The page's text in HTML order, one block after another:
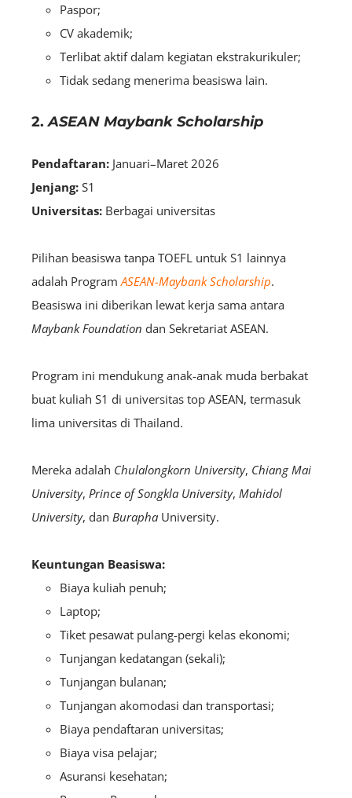
Paspor;
CV akademik;
Terlibat aktif dalam kegiatan ekstrakurikuler;
Tidak sedang menerima beasiswa lain.
2.ASEAN Maybank Scholarship
Pendaftaran: Januari–Maret 2026
Jenjang: S1
Universitas: Berbagai universitas
Pilihan beasiswa tanpa TOEFL untuk S1 lainnya
adalah Program ASEAN-Maybank Scholarship.
Beasiswa ini diberikan lewat kerja sama antara
Maybank Foundation dan Sekretariat ASEAN.
Program ini mendukung anak-anak muda berbakat
buat kuliah S1 di universitas top ASEAN, termasuk
lima universitas di Thailand.
Mereka adalah Chulalongkorn University, Chiang Mai
University, Prince of Songkla University, Mahidol
University, dan Burapha University.
Keuntungan Beasiswa:
Biaya kuliah penuh;
Laptop;
Tiket pesawat pulang-pergi kelas ekonomi;
Tunjangan kedatangan (sekali);
Tunjangan bulanan;
Tunjangan akomodasi dan transportasi;
Biaya pendaftaran universitas;
Biaya visa pelajar;
Asuransi kesehatan;